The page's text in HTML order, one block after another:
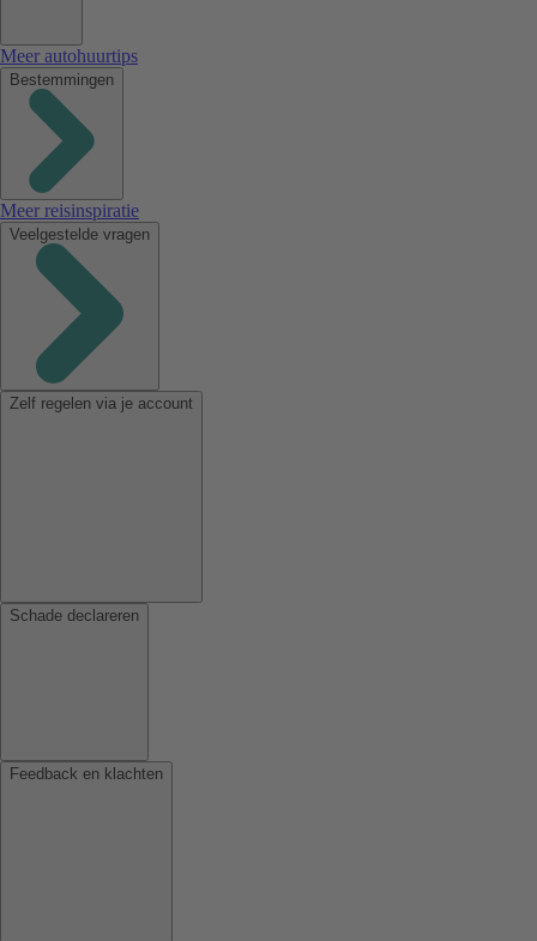
Meer autohuurtips
Bestemmingen
Meer reisinspiratie
Veelgestelde vragen
Zelf regelen via je account
Schade declareren
Feedback en klachten